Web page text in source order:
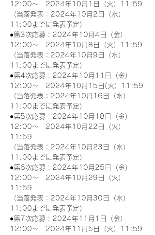
12:00～　2024年10月1日（火）11:59
（当落発表：2024年10月2日（水）
11:00までに発表予定）
●第3次応募：2024年10月4日（金）
12:00～　2024年10月8日（火）11:59
（当落発表：2024年10月9日（水）
11:00までに発表予定）
●第4次応募：2024年10月11日（金）
12:00～　2024年10月15日(火）11:59
（当落発表：2024年10月16日（水）
11:00までに発表予定）
●第5次応募：2024年10月18日（金）
12:00～　2024年10月22日（火）
11:59
（当落発表：2024年10月23日（水）
11:00までに発表予定）
●第6次応募：2024年10月25日（金）
12:00～　2024年10月29日（火）
11:59
（当落発表：2024年10月30日（水）
11:00までに発表予定）
●第7次応募：2024年11月1日（金）
12:00～　2024年11月5日（火）11:59